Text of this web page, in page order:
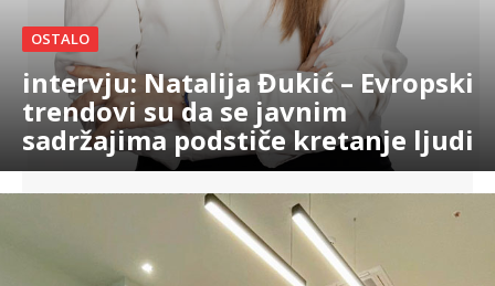
OSTALO
intervju: Natalija Đukić – Evropski
trendovi su da se javnim
sadržajima podstiče kretanje ljudi